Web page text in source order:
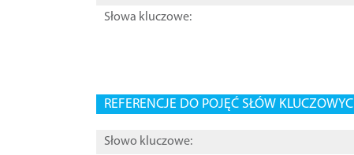
Słowa kluczowe:
REFERENCJE DO POJĘĆ SŁÓW
Słowo kluczowe: